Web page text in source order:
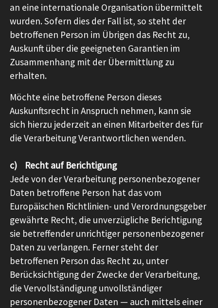
an eine internationale Organisation übermittelt
wurden. Sofern dies der Fall ist, so steht der
betroffenen Person im Übrigen das Recht zu,
Auskunft über die geeigneten Garantien im
Zusammenhang mit der Übermittlung zu
erhalten.
Möchte eine betroffene Person dieses
Auskunftsrecht in Anspruch nehmen, kann sie
sich hierzu jederzeit an einen Mitarbeiter des für
die Verarbeitung Verantwortlichen wenden.
c) Recht auf Berichtigung
Jede von der Verarbeitung personenbezogener
Daten betroffene Person hat das vom
Europäischen Richtlinien- und Verordnungsgeber
gewährte Recht, die unverzügliche Berichtigung
sie betreffender unrichtiger personenbezogener
Daten zu verlangen. Ferner steht der
betroffenen Person das Recht zu, unter
Berücksichtigung der Zwecke der Verarbeitung,
die Vervollständigung unvollständiger
personenbezogener Daten — auch mittels einer